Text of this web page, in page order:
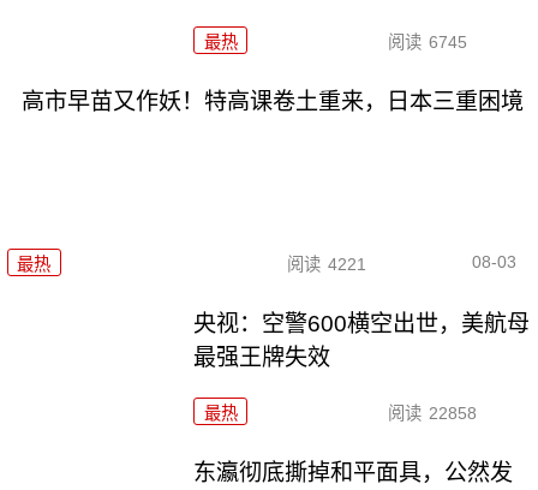
最热 阅读 6745
高市早苗又作妖！特高课卷土重来，日本三重困境
最热 阅读 4221 08-03
央视：空警600横空出世，美航母
最强王牌失效
最热 阅读 22858
东瀛彻底撕掉和平面具，公然发